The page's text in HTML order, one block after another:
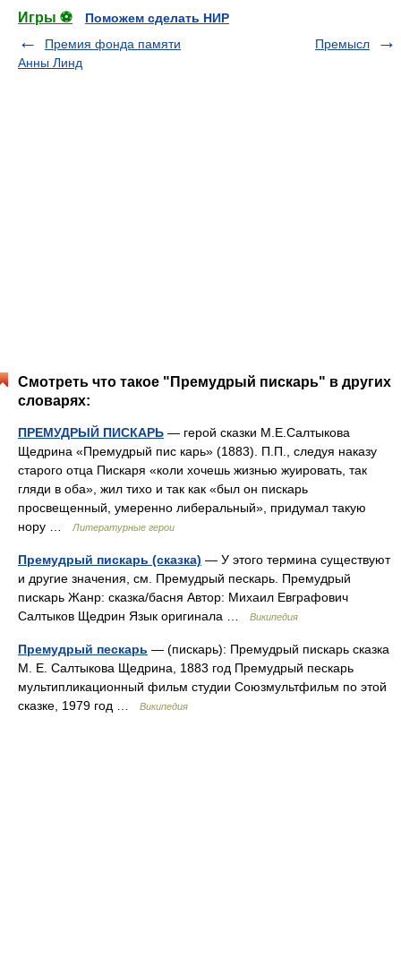
Игры ⚽
Поможем сделать НИР
Премия фонда памяти
Анны Линд
Премысл
Смотреть что такое "Премудрый пискарь" в других
словарях:
ПРЕМУДРЫЙ ПИСКАРЬ — герой сказки М.Е.Салтыкова
Щедрина «Премудрый пис карь» (1883). П.П., следуя наказу
старого отца Пискаря «коли хочешь жизнью жуировать, так
гляди в оба», жил тихо и так как «был он пискарь
просвещенный, умеренно либеральный», придумал такую
нору …
Литературные герои
Премудрый пискарь (сказка) — У этого термина существуют
и другие значения, см. Премудрый пескарь. Премудрый
пискарь Жанр: сказка/басня Автор: Михаил Евграфович
Салтыков Щедрин Язык оригинала …
Википедия
Премудрый пескарь — (пискарь): Премудрый пискарь сказка
М. Е. Салтыкова Щедрина, 1883 год Премудрый пескарь
мультипликационный фильм студии Союзмультфильм по этой
сказке, 1979 год …
Википедия